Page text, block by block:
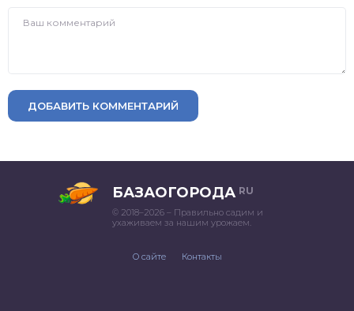
ДОБАВИТЬ КОММЕНТАРИЙ
БАЗАОГОРОДА RU
© 2018–2026 – Правильно садим и
ухаживаем за нашим урожаем.
О сайте Контакты